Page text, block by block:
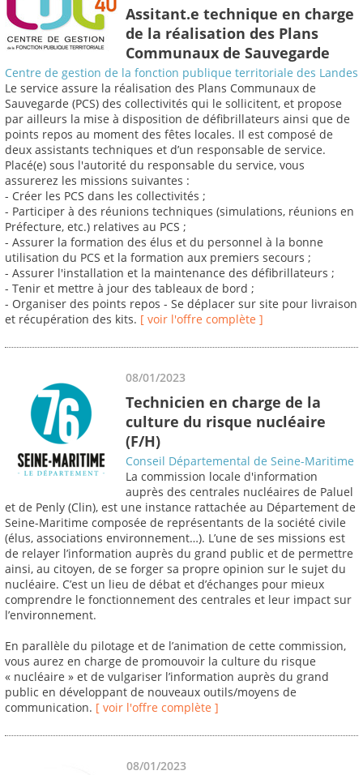
Assitant.e technique en charge
de la réalisation des Plans
Communaux de Sauvegarde
Centre de gestion de la fonction publique territoriale des Landes
Le service assure la réalisation des Plans Communaux de
Sauvegarde (PCS) des collectivités qui le sollicitent, et propose
par ailleurs la mise à disposition de défibrillateurs ainsi que de
points repos au moment des fêtes locales. Il est composé de
deux assistants techniques et d’un responsable de service.
Placé(e) sous l'autorité du responsable du service, vous
assurerez les missions suivantes :
- Créer les PCS dans les collectivités ;
- Participer à des réunions techniques (simulations, réunions en
Préfecture, etc.) relatives au PCS ;
- Assurer la formation des élus et du personnel à la bonne
utilisation du PCS et la formation aux premiers secours ;
- Assurer l'installation et la maintenance des défibrillateurs ;
- Tenir et mettre à jour des tableaux de bord ;
- Organiser des points repos - Se déplacer sur site pour livraison
et récupération des kits. [ voir l'offre complète ]
08/01/2023
Technicien en charge de la
culture du risque nucléaire
(F/H)
Conseil Départemental de Seine-Maritime
La commission locale d'information
auprès des centrales nucléaires de Paluel
et de Penly (Clin), est une instance rattachée au Département de
Seine-Maritime composée de représentants de la société civile
(élus, associations environnement…). L’une de ses missions est
de relayer l’information auprès du grand public et de permettre
ainsi, au citoyen, de se forger sa propre opinion sur le sujet du
nucléaire. C’est un lieu de débat et d’échanges pour mieux
comprendre le fonctionnement des centrales et leur impact sur
l’environnement.
En parallèle du pilotage et de l’animation de cette commission,
vous aurez en charge de promouvoir la culture du risque
« nucléaire » et de vulgariser l’information auprès du grand
public en développant de nouveaux outils/moyens de
communication. [ voir l'offre complète ]
08/01/2023